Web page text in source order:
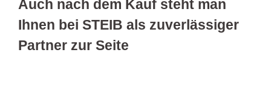
Auch nach dem Kauf steht man
Ihnen bei STEIB als zuverlässiger
Partner zur Seite